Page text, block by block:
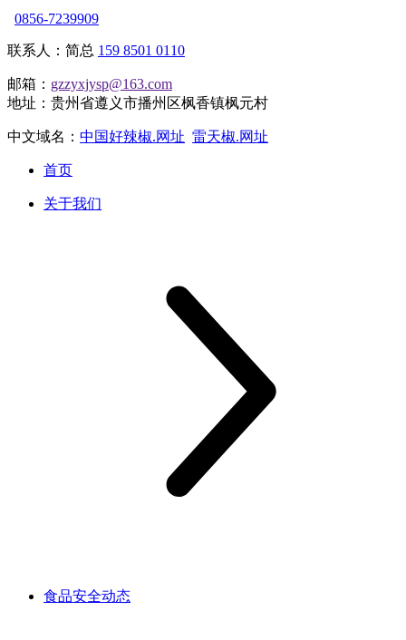
0856-7239909
联系人：简总 159 8501 0110
邮箱： gzzyxjysp@163.com
地址：贵州省遵义市播州区枫香镇枫元村
中文域名： 中国好辣椒.网址 雷天椒.网址
首页
关于我们
食品安全动态